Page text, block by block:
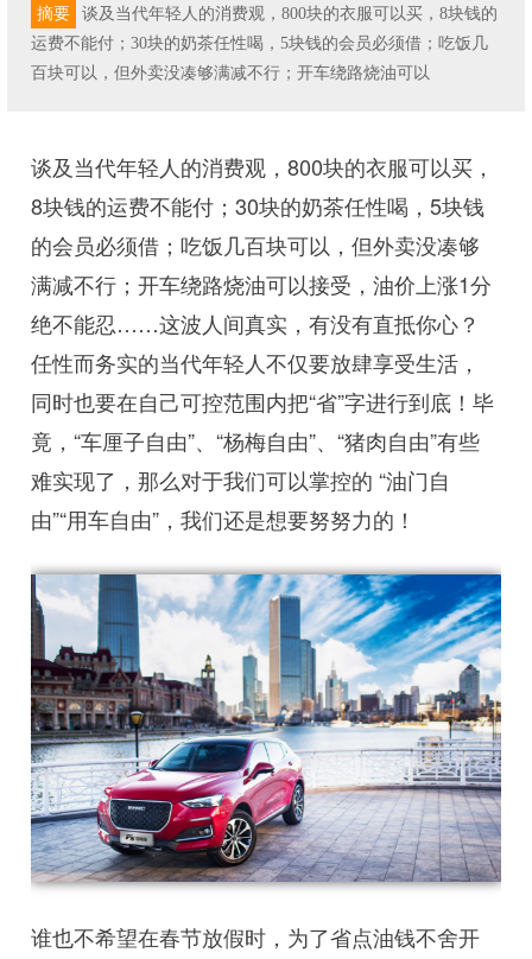
摘要
谈及当代年轻人的消费观，800块的衣服可以买，8块钱的
运费不能付；30块的奶茶任性喝，5块钱的会员必须借；吃饭几
百块可以，但外卖没凑够满减不行；开车绕路烧油可以
谈及当代年轻人的消费观，800块的衣服可以买，
8块钱的运费不能付；30块的奶茶任性喝，5块钱
的会员必须借；吃饭几百块可以，但外卖没凑够
满减不行；开车绕路烧油可以接受，油价上涨1分
绝不能忍……这波人间真实，有没有直抵你心？
任性而务实的当代年轻人不仅要放肆享受生活，
同时也要在自己可控范围内把“省”字进行到底！毕
竟，“车厘子自由”、“杨梅自由”、“猪肉自由”有些
难实现了，那么对于我们可以掌控的 “油门自
由”“用车自由”，我们还是想要努努力的！
谁也不希望在春节放假时，为了省点油钱不舍开